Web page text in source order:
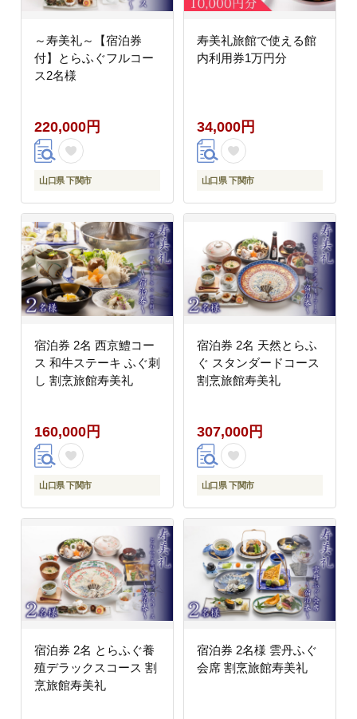
～寿美礼～【宿泊券
付】とらふぐフルコー
ス2名様
220,000円
山口県 下関市
寿美礼旅館で使える館
内利用券1万円分
34,000円
山口県 下関市
宿泊券 2名 西京鱧コー
ス 和牛ステーキ ふぐ刺
し 割烹旅館寿美礼
160,000円
山口県 下関市
宿泊券 2名 天然とらふ
ぐ スタンダードコース
割烹旅館寿美礼
307,000円
山口県 下関市
宿泊券 2名 とらふぐ養
殖デラックスコース 割
烹旅館寿美礼
宿泊券 2名様 雲丹ふぐ
会席 割烹旅館寿美礼